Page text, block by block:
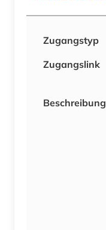
Zugangstyp
Zugangslink
Beschreibung